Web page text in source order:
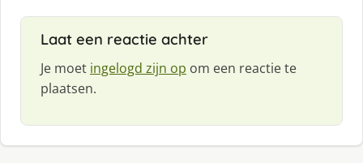
Laat een reactie achter
Je moet ingelogd zijn op om een reactie te
plaatsen.